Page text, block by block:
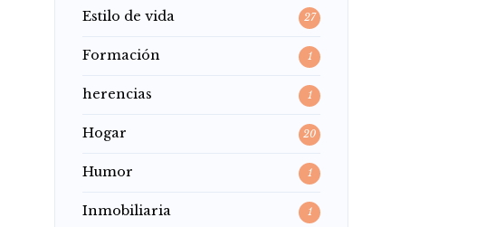
Estilo de vida 27
Formación 1
herencias 1
Hogar 20
Humor 1
Inmobiliaria 1